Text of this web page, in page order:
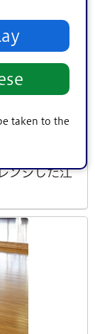
taken to the
, 鹿骨
31日
ンジした江